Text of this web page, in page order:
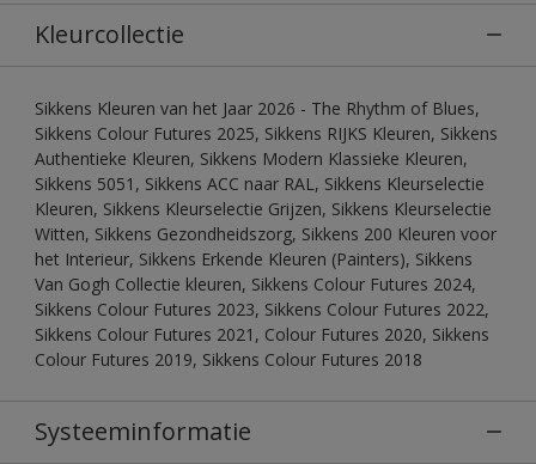
Kleurcollectie
Sikkens Kleuren van het Jaar 2026 - The Rhythm of Blues,
Sikkens Colour Futures 2025, Sikkens RIJKS Kleuren, Sikkens
Authentieke Kleuren, Sikkens Modern Klassieke Kleuren,
Sikkens 5051, Sikkens ACC naar RAL, Sikkens Kleurselectie
Kleuren, Sikkens Kleurselectie Grijzen, Sikkens Kleurselectie
Witten, Sikkens Gezondheidszorg, Sikkens 200 Kleuren voor
het Interieur, Sikkens Erkende Kleuren (Painters), Sikkens
Van Gogh Collectie kleuren, Sikkens Colour Futures 2024,
Sikkens Colour Futures 2023, Sikkens Colour Futures 2022,
Sikkens Colour Futures 2021, Colour Futures 2020, Sikkens
Colour Futures 2019, Sikkens Colour Futures 2018
Systeeminformatie